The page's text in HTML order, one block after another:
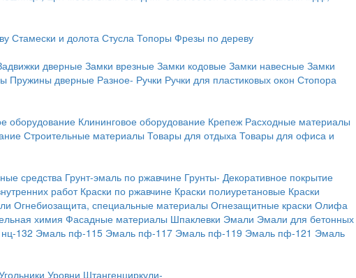
Стамески и долота Стусла Топоры Фрезы по дереву
дверныеЗамки врезные Замки кодовые Замки навесные Замки
Пружины дверные Разное- Ручки Ручки для пластиковых окон Стопора
оборудование Клининговое оборудование Крепеж Расходные материалы
Строительные материалы Товары для отдыха Товары для офиса и
средства Грунт-эмаль по ржавчине Грунты- Декоративное покрытие
работ Краски по ржавчине Краски полиуретановые Краски
Огнебиозащита, специальные материалы Огнезащитные краски Олифа
химия Фасадные материалы Шпаклевки Эмали Эмали для бетонных
132 Эмаль пф-115 Эмаль пф-117 Эмаль пф-119 Эмаль пф-121 Эмаль
Уровни Штангенциркули-